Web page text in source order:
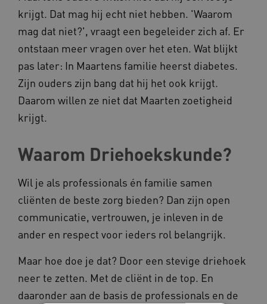
krijgt. Dat mag hij echt niet hebben. 'Waarom
mag dat niet?', vraagt een begeleider zich af. Er
ontstaan meer vragen over het eten. Wat blijkt
pas later: In Maartens familie heerst diabetes.
Zijn ouders zijn bang dat hij het ook krijgt.
Daarom willen ze niet dat Maarten zoetigheid
krijgt.
Waarom Driehoekskunde?
Wil je als professionals én familie samen
cliënten de beste zorg bieden? Dan zijn open
communicatie, vertrouwen, je inleven in de
ander en respect voor ieders rol belangrijk.
Maar hoe doe je dat? Door een stevige driehoek
neer te zetten. Met de cliënt in de top. En
daaronder aan de basis de professionals en de